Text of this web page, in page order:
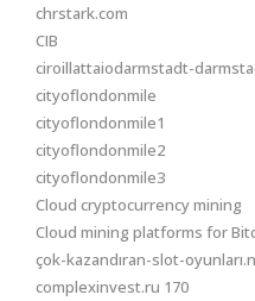
chrstark.com
CIB
ciroillattaiodarmstadt-
cityoflondonmile
cityoflondonmile1
cityoflondonmile2
cityoflondonmile3
Cloud cryptocurrency mining
Cloud mining platforms for
çok-kazandıran-slot-
complexinvest.ru 170